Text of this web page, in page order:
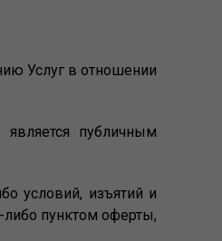
Услуг в отношении
публичным
условий, изъятий и
либо пунктом оферты,